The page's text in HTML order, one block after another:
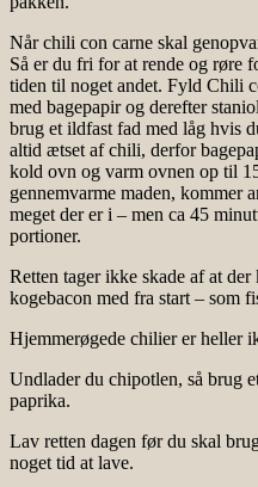
Når chili con carne skal
Så er du fri for at rende og røre
tiden til noget andet. Fyld Chili
med bagepapir og derefter
brug et ildfast fad med låg hvis
altid ætset af chili, derfor
kold ovn og varm ovnen op til
gennemvarme maden, kommer
meget der er i – men ca 45
portioner.
Retten tager ikke skade af at
kogebacon med fra start – som
Hjemmerøgede chilier er heller
Undlader du chipotlen, så brug
paprika.
Lav retten dagen før du skal
noget tid at lave.